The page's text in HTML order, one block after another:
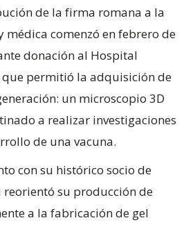
de la firma romana a la
comenzó en febrero de
donación al Hospital
que permitió la adquisición de
un microscopio 3D
a realizar investigaciones
de una vacuna.
con su histórico socio de
reorientó su producción de
a la fabricación de gel